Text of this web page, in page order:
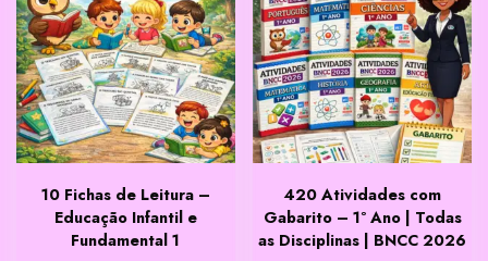
10 Fichas de Leitura –
Educação Infantil e
Fundamental 1
420 Atividades com
Gabarito – 1º Ano | Todas
as Disciplinas | BNCC 2026